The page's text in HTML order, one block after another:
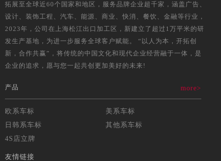
拓展至全球近60个国家和地区，服务品牌企业超千家，涵盖广告、
设计、装饰工程、汽车、能源、商业、快消、餐饮、金融等行业，
2023年，公司在上海松江出口加工区，新建立了超过1万平米的研
发生产基地，为进一步服务全球客户赋能。 “以人为本，开拓创
新，合作共赢”，将传统的中国文化和现代企业经营融于一体，是
企业的追求，愿与您一起共创更加美好的未来!
产品 more>
欧系车标
美系车标
日韩系车标
其他系车标
4S店立牌
友情链接